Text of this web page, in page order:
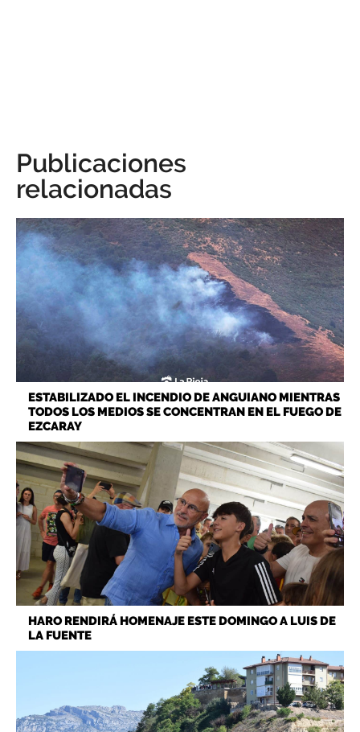
Publicaciones
relacionadas
ESTABILIZADO EL INCENDIO DE ANGUIANO MIENTRAS
TODOS LOS MEDIOS SE CONCENTRAN EN EL FUEGO DE
EZCARAY
HARO RENDIRÁ HOMENAJE ESTE DOMINGO A LUIS DE
LA FUENTE